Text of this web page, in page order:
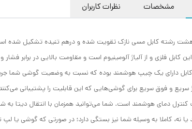
مشخصات نظرات کاربران
هشت رشته کابل مسی نازک تقویت شده و د‌ر‌هم تنیده تشکیل شده
کابل فلزی و از آلیاژ آلومینیوم است و مقاومت بالایی در
دارای یک چیپ هوشمند بوده که نسبت به وضعیت گوشی شما
سریع و فوق سریع برای گوشی‌هایی که این قابلیت را پشتیبانی